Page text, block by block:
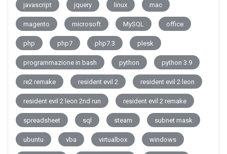
javascript jquery linux mac
magento microsoft MySQL office
php php7 php7.3 plesk
programmazione in bash python python 3.9
re2 remake resident evil 2 resident evil 2 leon
resident evil 2 leon 2nd run resident evil 2 remake
spreadsheet sql steam subnet mask
ubuntu vba virtualbox windows